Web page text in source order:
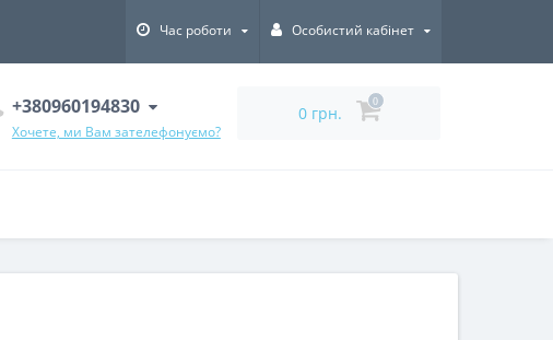
Час роботи Особистий кабінет
+380960194830
Хочете, ми Вам зателефонуємо?
0 грн.
0